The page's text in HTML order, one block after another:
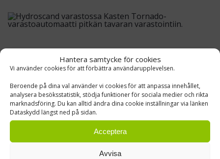
Hantera samtycke för cookies
Vi använder cookies för att förbättra användarupplevelsen.
Beroende på dina val använder vi cookies för att anpassa innehållet,
analysera besöksstatistik, stödja funktioner för sociala medier och rikta
marknadsföring. Du kan alltid ändra dina cookie inställningar via länken
Dataskydd längst ned på sidan.
Acceptera
Avvisa